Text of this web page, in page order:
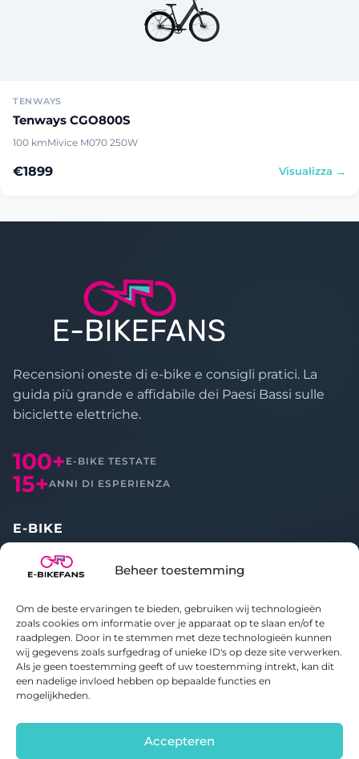
Beheer toestemming
Om de beste ervaringen te bieden, gebruiken wij technologieën
zoals cookies om informatie over je apparaat op te slaan en/of te
raadplegen. Door in te stemmen met deze technologieën kunnen
wij gegevens zoals surfgedrag of unieke ID's op deze site verwerken.
Als je geen toestemming geeft of uw toestemming intrekt, kan dit
een nadelige invloed hebben op bepaalde functies en
mogelijkheden.
Accepteren
TENWAYS
Tenways CGO800S
100 kmMivice M070 250W
€1899 Visualizza →
Recensioni oneste di e-bike e consigli pratici. La
guida più grande e affidabile dei Paesi Bassi sulle
biciclette elettriche.
100+ E-BIKE TESTATE
15+ANNI DI ESPERIENZA
E-BIKE
Tutte le recensioni
Confronta
CHI SIAMO
Informazioni su E-bikefans
Contatti
Informativa sulla privacy